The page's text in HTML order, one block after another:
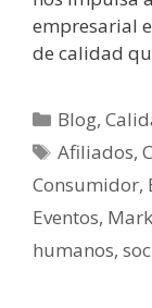
empresarial
de calidad
Blog,
Afiliados,
Consumidor,
Eventos,
humanos,